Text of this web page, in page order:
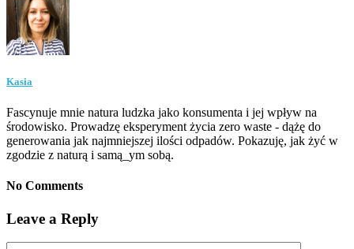
Kasia
Fascynuje mnie natura ludzka jako konsumenta i jej wpływ na
środowisko. Prowadzę eksperyment życia zero waste - dążę do
generowania jak najmniejszej ilości odpadów. Pokazuję, jak żyć w
zgodzie z naturą i samą_ym sobą.
No Comments
Leave a Reply